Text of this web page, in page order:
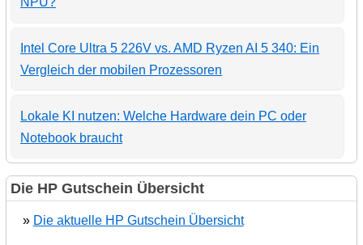
Intel Core Ultra 5 226V vs. AMD Ryzen AI 5 340: Ein
Vergleich der mobilen Prozessoren
Lokale KI nutzen: Welche Hardware dein PC oder
Notebook braucht
Die HP Gutschein Übersicht
» Die aktuelle HP Gutschein Übersicht